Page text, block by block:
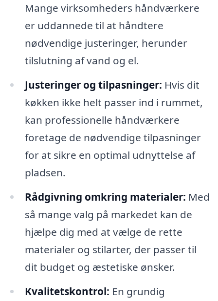
Mange virksomheders håndværkere
er uddannede til at håndtere
nødvendige justeringer, herunder
tilslutning af vand og el.
Justeringer og tilpasninger: Hvis dit
køkken ikke helt passer ind i rummet,
kan professionelle håndværkere
foretage de nødvendige tilpasninger
for at sikre en optimal udnyttelse af
pladsen.
Rådgivning omkring materialer: Med
så mange valg på markedet kan de
hjælpe dig med at vælge de rette
materialer og stilarter, der passer til
dit budget og æstetiske ønsker.
Kvalitetskontrol: En grundig